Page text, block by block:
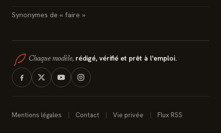
Synonymes de « faire »
Chaque modèle, rédigé, vérifié et prêt à l'emploi.
Mentions légales Contact Vie privée Flux RSS